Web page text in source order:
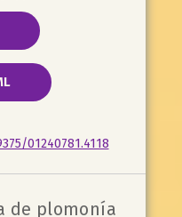
01240781.4118
de plomonía